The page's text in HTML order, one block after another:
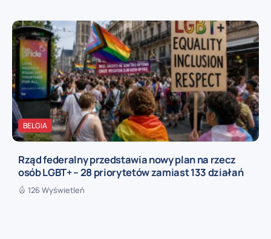
BELGIA
Rząd federalny przedstawia nowy plan na rzecz
osób LGBT+ – 28 priorytetów zamiast 133 działań
126 Wyświetleń